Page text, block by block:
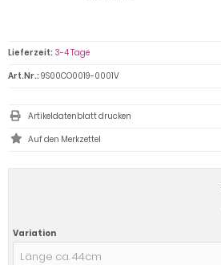
Variation
Länge ca. 44cm
Lieferzeit: 3-4 Tage
Art.Nr.: 9S00CO0019-0001V
Artikeldatenblatt drucken